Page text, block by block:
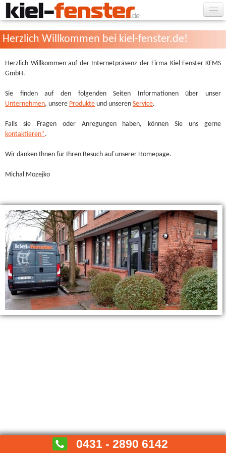
Home
Unsere Fenster
PVC-Haustüren
Außenrolläden
Insektenschutz
Galerie
Service
Kontakt & Impressum
Datenschutz
Herzlich Willkommen bei kiel-fenster.de!
Herzlich Willkommen auf der Internetpräsenz der Firma Kiel-Fenster KFMS
GmbH.
Sie finden auf den folgenden Seiten Informationen über unser
Unternehmen, unsere Produkte und unseren Service.
Falls sie Fragen oder Anregungen haben, können Sie uns gerne
kontaktieren*.
Wir danken Ihnen für Ihren Besuch auf unserer Homepage.
Michal Mozejko
0431 - 2890 6142